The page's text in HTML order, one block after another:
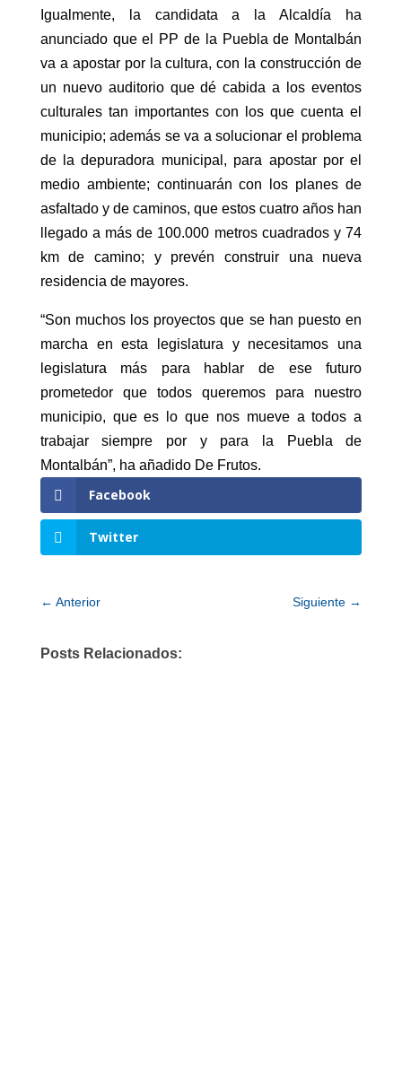
Igualmente, la candidata a la Alcaldía ha
anunciado que el PP de la Puebla de Montalbán
va a apostar por la cultura, con la construcción de
un nuevo auditorio que dé cabida a los eventos
culturales tan importantes con los que cuenta el
municipio; además se va a solucionar el problema
de la depuradora municipal, para apostar por el
medio ambiente; continuarán con los planes de
asfaltado y de caminos, que estos cuatro años han
llegado a más de 100.000 metros cuadrados y 74
km de camino; y prevén construir una nueva
residencia de mayores.
“Son muchos los proyectos que se han puesto en
marcha en esta legislatura y necesitamos una
legislatura más para hablar de ese futuro
prometedor que todos queremos para nuestro
municipio, que es lo que nos mueve a todos a
trabajar siempre por y para la Puebla de
Montalbán”, ha añadido De Frutos.
Facebook
Twitter
← Anterior Siguiente →
Posts Relacionados: